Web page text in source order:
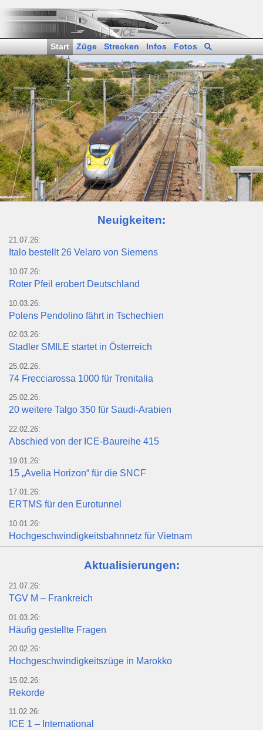
Start Züge Strecken Infos Fotos
Neuigkeiten:
21.07.26:
Italo bestellt 26 Velaro von Siemens
10.07.26:
Roter Pfeil erobert Deutschland
10.03.26:
Polens Pendolino fährt in Tschechien
02.03.26:
Stadler SMILE startet in Österreich
25.02.26:
74 Frecciarossa 1000 für Trenitalia
25.02.26:
20 weitere Talgo 350 für Saudi-Arabien
22.02.26:
Abschied von der ICE-Baureihe 415
19.01.26:
15 „Avelia Horizon“ für die SNCF
17.01.26:
ERTMS für den Eurotunnel
10.01.26:
Hochgeschwindigkeitsbahnnetz für Vietnam
Aktualisierungen:
21.07.26:
TGV M – Frankreich
01.03.26:
Häufig gestellte Fragen
20.02.26:
Hochgeschwindigkeitszüge in Marokko
15.02.26:
Rekorde
11.02.26:
ICE 1 – International